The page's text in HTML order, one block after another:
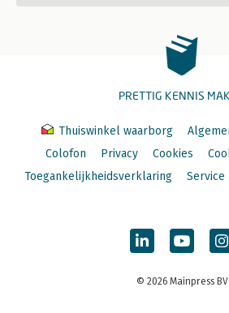
PRETTIG KENNIS
Thuiswinkel waarborg
Colofon
Privacy Cookies
Toegankelijkheidsverklaring
Service
© 2026 Mainpress BV